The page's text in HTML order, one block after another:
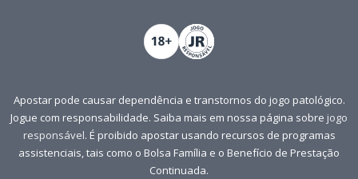
Apostar pode causar dependência e transtornos do jogo patológico.
Jogue com responsabilidade. Saiba mais em nossa página sobre jogo
responsável. É proibido apostar usando recursos de programas
assistenciais, tais como o Bolsa Família e o Benefício de Prestação
Continuada.